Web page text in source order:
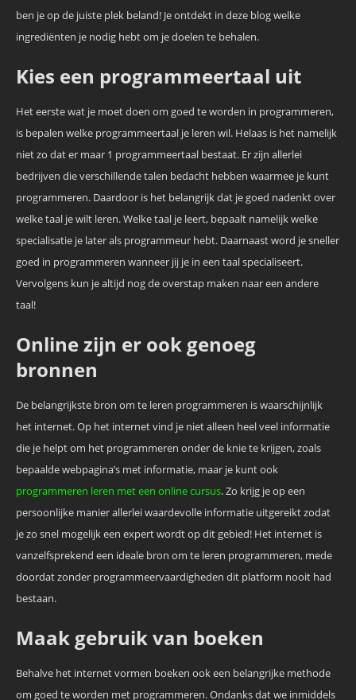
ben je op de juiste plek beland! Je ontdekt in deze blog welke
ingrediënten je nodig hebt om je doelen te behalen.
Kies een programmeertaal uit
Het eerste wat je moet doen om goed te worden in programmeren,
is bepalen welke programmeertaal je leren wil. Helaas is het namelijk
niet zo dat er maar 1 programmeertaal bestaat. Er zijn allerlei
bedrijven die verschillende talen bedacht hebben waarmee je kunt
programmeren. Daardoor is het belangrijk dat je goed nadenkt over
welke taal je wilt leren. Welke taal je leert, bepaalt namelijk welke
specialisatie je later als programmeur hebt. Daarnaast word je sneller
goed in programmeren wanneer jij je in een taal specialiseert.
Vervolgens kun je altijd nog de overstap maken naar een andere
taal!
Online zijn er ook genoeg
bronnen
De belangrijkste bron om te leren programmeren is waarschijnlijk
het internet. Op het internet vind je niet alleen heel veel informatie
die je helpt om het programmeren onder de knie te krijgen, zoals
bepaalde webpagina’s met informatie, maar je kunt ook
programmeren leren met een online cursus. Zo krijg je op een
persoonlijke manier allerlei waardevolle informatie uitgereikt zodat
je zo snel mogelijk een expert wordt op dit gebied! Het internet is
vanzelfsprekend een ideale bron om te leren programmeren, mede
doordat zonder programmeervaardigheden dit platform nooit had
bestaan.
Maak gebruik van boeken
Behalve het internet vormen boeken ook een belangrijke methode
om goed te worden met programmeren. Ondanks dat we inmiddels